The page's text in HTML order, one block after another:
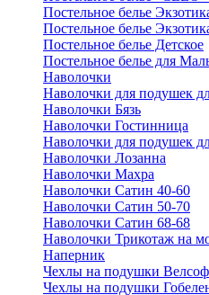
Постельное белье
Постельное белье
Постельное белье Детское
Постельное белье для
Наволочки
Наволочки для подушек
Наволочки Бязь
Наволочки Гостинница
Наволочки для подушек
Наволочки Лозанна
Наволочки Махра
Наволочки Сатин 40-60
Наволочки Сатин 50-70
Наволочки Сатин 68-68
Наволочки Трикотаж на
Наперник
Чехлы на подушки
Чехлы на подушки